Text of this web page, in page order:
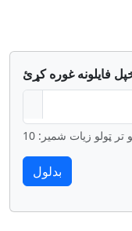
فایلونه غوره کړئ